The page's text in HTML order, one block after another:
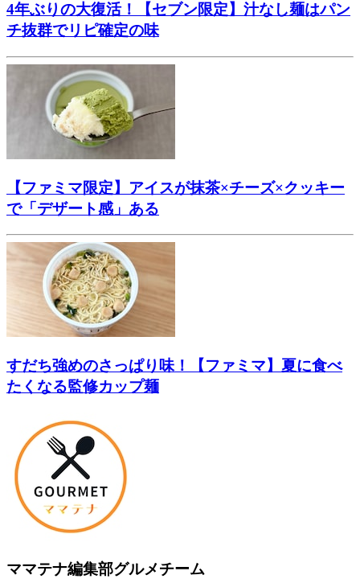
4年ぶりの大復活！【セブン限定】汁なし麺はパン
チ抜群でリピ確定の味
【ファミマ限定】アイスが抹茶×チーズ×クッキー
で「デザート感」ある
すだち強めのさっぱり味！【ファミマ】夏に食べ
たくなる監修カップ麺
ママテナ編集部グルメチーム